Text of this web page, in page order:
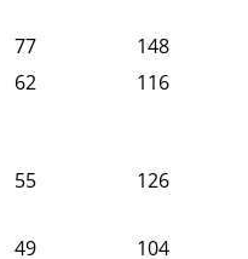
77
148
62 116
55
126
49 104